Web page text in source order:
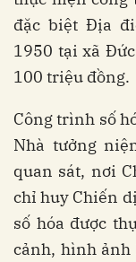
đặc biệt Địa
1950 tại xã
100 triệu đồng.
Công trình số
Nhà tưởng
quan sát, nơi
chỉ huy Chiến
số hóa được
cảnh, hình